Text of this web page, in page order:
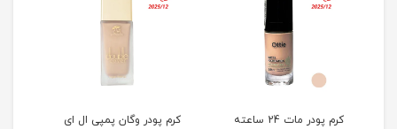
کرم پودر مات 24 ساعته
کرم پودر وگان پمپی ال ای